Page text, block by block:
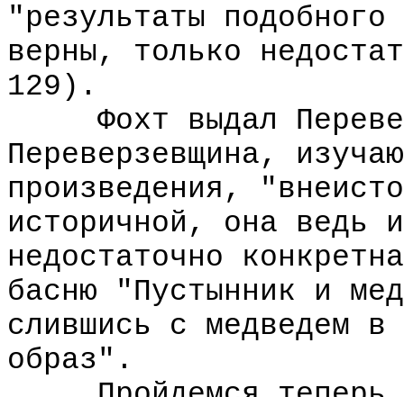
"результаты
верны, только
129).
Фохт выдал
Переверзевщина,
произведения,
историчной, она
недостаточно
басню "Пустынник и
слившись с медведем в
образ".